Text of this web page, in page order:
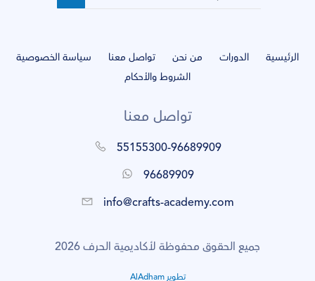
الرئيسية الدورات من نحن تواصل معنا
سياسة الخصوصية
الشروط والأحكام
تواصل معنا
55155300-96689909
96689909
info@crafts-academy.com
جميع الحقوق محفوظة لأكاديمية الحرف 2026
تطوير AlAdham